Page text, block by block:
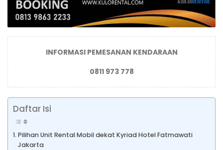
INFORMASI PEMESANAN KENDARAAN
0811 973 778
Daftar Isi
Pilihan Unit Rental Mobil dekat Kyriad Hotel Fatmawati
Jakarta